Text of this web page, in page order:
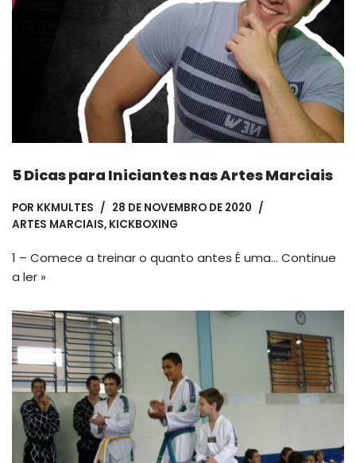
5 Dicas para Iniciantes nas Artes Marciais
POR KKMULTES
28 DE NOVEMBRO DE 2020
ARTES MARCIAIS, KICKBOXING
1 – Comece a treinar o quanto antes É uma… Continue
a ler »